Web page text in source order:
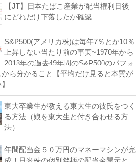
【JT】日本たばこ産業が配当権利日後
にどれだけ下落したか確認
S&P500(アメリカ株)は毎年7％とか10％
上昇しない当たり前の事実~1970年から
2018年の過去49年間のS&P500のパフォ
から分かること【平均だけ見ると本質が
東大卒業生が教える東大生の彼氏をつく
る方法（娘を東大生と付き合わせる方
法）
年間配当金５０万円のマネーマシンが完
成！日米株の個別銘柄の配当金開示と、